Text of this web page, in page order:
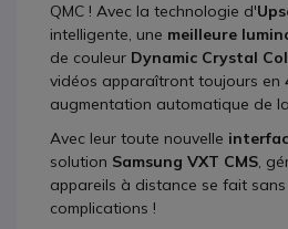
QMC ! Avec la technologie d'
intelligente, une meilleure
de couleur Dynamic Crystal
vidéos apparaîtront toujours en
augmentation automatique de
Avec leur toute nouvelle
solution Samsung VXT CMS,
appareils à distance se fait
complications !